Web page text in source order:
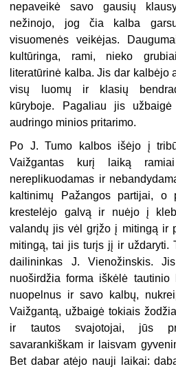
nepaveikė savo gausių
nežinojo, jog čia kalba
visuomenės veikėjas.
kultūringa, rami, nieko
literatūrinė kalba. Jis dar kalbėjo
visų luomų ir klasių
kūryboje. Pagaliau jis
audringo minios pritarimo.
Po J. Tumo kalbos išėjo į
Vaižgantas kurį laiką
nereplikuodamas ir
kaltinimų Pažangos partijai, o
krestelėjo galvą ir nuėjo į
valandų jis vėl grįžo į mitingą ir
mitingą, tai jis turįs jį ir uždaryti.
dailininkas J. Vienožinskis.
nuoširdžia forma iškėlė tautinio
nuopelnus ir savo kalbų,
Vaižgantą, užbaigė tokiais
ir tautos svajotojai, jūs
savarankiškam ir laisvam
Bet dabar atėjo nauji laikai: